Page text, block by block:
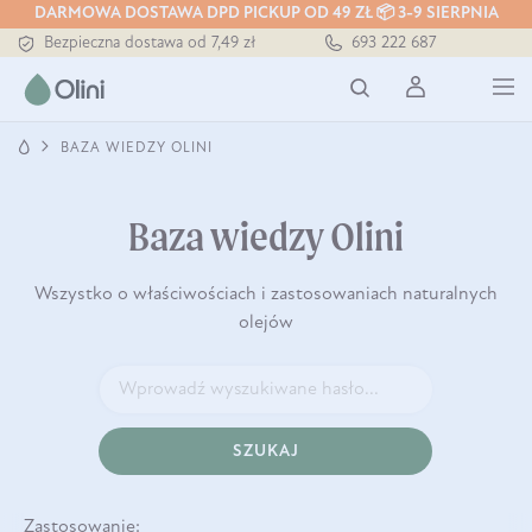
DARMOWA DOSTAWA DPD PICKUP OD 49 ZŁ 📦 3-9 SIERPNIA
Bezpieczna dostawa od 7,49 zł
Darmowa dostawa od 199 zł
693 222 687
BAZA WIEDZY OLINI
Baza wiedzy Olini
Wszystko o właściwościach i zastosowaniach naturalnych
olejów
SZUKAJ
Zastosowanie: